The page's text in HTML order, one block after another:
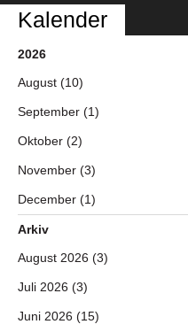
Kalender
2026
August (10)
September (1)
Oktober (2)
November (3)
December (1)
Arkiv
August 2026 (3)
Juli 2026 (3)
Juni 2026 (15)